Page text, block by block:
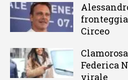
Circeo
Federica
virale